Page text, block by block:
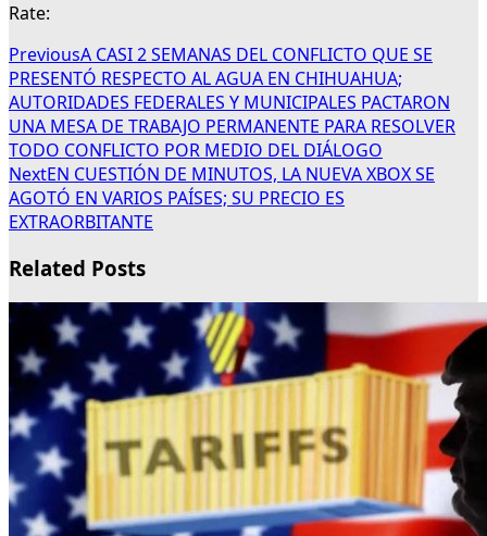
Rate:
PreviousA CASI 2 SEMANAS DEL CONFLICTO QUE SE
PRESENTÓ RESPECTO AL AGUA EN CHIHUAHUA;
AUTORIDADES FEDERALES Y MUNICIPALES PACTARON
UNA MESA DE TRABAJO PERMANENTE PARA RESOLVER
TODO CONFLICTO POR MEDIO DEL DIÁLOGO
NextEN CUESTIÓN DE MINUTOS, LA NUEVA XBOX SE
AGOTÓ EN VARIOS PAÍSES; SU PRECIO ES
EXTRAORBITANTE
Related Posts